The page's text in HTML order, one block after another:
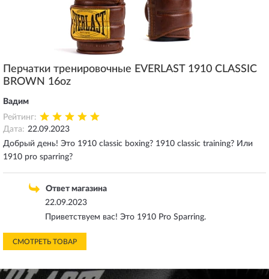
Перчатки тренировочные EVERLAST 1910 CLASSIC
BROWN 16oz
Вадим
Рейтинг:
Дата: 22.09.2023
Добрый день! Это 1910 classic boxing? 1910 classic training? Или
1910 pro sparring?
Ответ магазина
22.09.2023
Приветствуем вас! Это 1910 Pro Sparring.
СМОТРЕТЬ ТОВАР